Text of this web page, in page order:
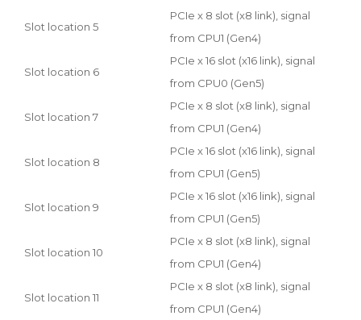
Slot location 5
PCIe x 8 slot (x8 link), signal
from CPU1 (Gen4)
Slot location 6
PCIe x 16 slot (x16 link), signal
from CPU0 (Gen5)
Slot location 7
PCIe x 8 slot (x8 link), signal
from CPU1 (Gen4)
Slot location 8
PCIe x 16 slot (x16 link), signal
from CPU1 (Gen5)
Slot location 9
PCIe x 16 slot (x16 link), signal
from CPU1 (Gen5)
Slot location 10
PCIe x 8 slot (x8 link), signal
from CPU1 (Gen4)
Slot location 11
PCIe x 8 slot (x8 link), signal
from CPU1 (Gen4)